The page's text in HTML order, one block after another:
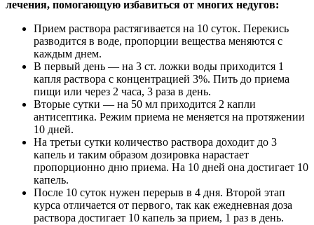
лечения, помогающую избавиться от многих недугов:
Прием раствора растягивается на 10 суток. Перекись
разводится в воде, пропорции вещества меняются с
каждым днем.
В первый день — на 3 ст. ложки воды приходится 1
капля раствора с концентрацией 3%. Пить до приема
пищи или через 2 часа, 3 раза в день.
Вторые сутки — на 50 мл приходится 2 капли
антисептика. Режим приема не меняется на протяжении
10 дней.
На третьи сутки количество раствора доходит до 3
капель и таким образом дозировка нарастает
пропорционно дню приема. На 10 дней она достигает 10
капель.
После 10 суток нужен перерыв в 4 дня. Второй этап
курса отличается от первого, так как ежедневная доза
раствора достигает 10 капель за прием, 1 раз в день.